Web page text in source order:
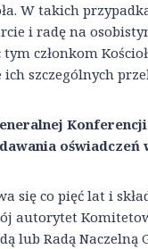
W takich
i radę na
członkom
szczególnych
oświadczeń
się co pięć lat i
autorytet
lub Radą